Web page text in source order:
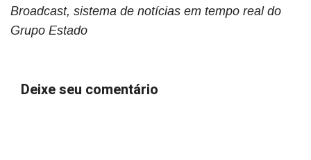
Broadcast, sistema de notícias em tempo real do
Grupo Estado
Deixe seu comentário